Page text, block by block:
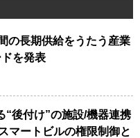
の長期供給をうたう産業
を発表
“後付け”の施設/機器連携
マートビルの権限制御と